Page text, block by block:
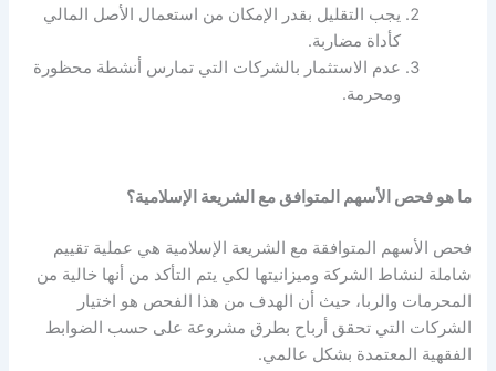
يجب التقليل بقدر الإمكان من استعمال الأصل المالي
كأداة مضاربة.
عدم الاستثمار بالشركات التي تمارس أنشطة محظورة
ومحرمة.
ما هو فحص الأسهم المتوافق مع الشريعة الإسلامية؟
فحص الأسهم المتوافقة مع الشريعة الإسلامية هي عملية تقييم
شاملة لنشاط الشركة وميزانيتها لكي يتم التأكد من أنها خالية من
المحرمات والربا، حيث أن الهدف من هذا الفحص هو اختيار
الشركات التي تحقق أرباح بطرق مشروعة على حسب الضوابط
الفقهية المعتمدة بشكل عالمي.